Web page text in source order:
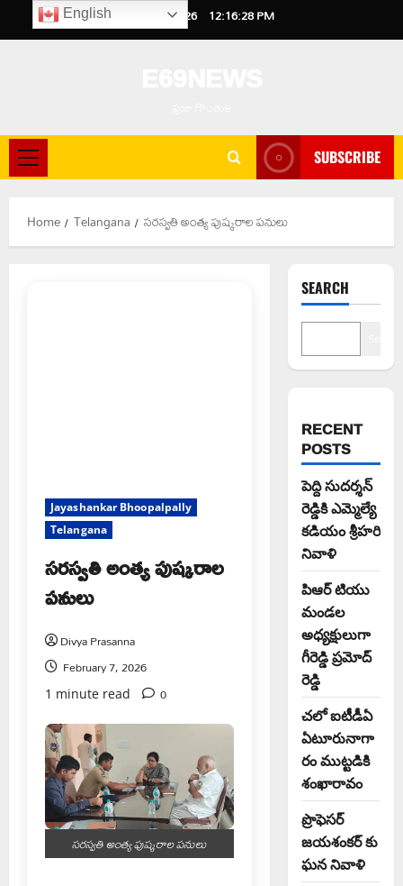
to
August 7, 2026 12:16:29 PM
Primary
Menu
SUBSCRIBE
Home Telangana సరస్వతి అంత్య పుష్కరాల పనులు
Jayashankar Bhoopalpally
Telangana
సరస్వతి అంత్య పుష్కరాల
పనులు
Divya Prasanna
February 7, 2026
1 minute read 0
సరస్వతి అంత్య పుష్కరాల పనులు
SEARCH
RECENT
POSTS
పెద్ది సుదర్శన్
రెడ్డికి ఎమ్మెల్యే
కడియం శ్రీహరి
నివాళి
పిఆర్ టియు
మండల
అధ్యక్షులుగా
గీరెడ్డి ప్రమోద్
రెడ్డి
చలో ఐటీడీఏ
ఏటూరునాగా
రం ముట్టడికి
శంఖారావం
ప్రొఫెసర్
జయశంకర్ కు
ఘన నివాళి
English